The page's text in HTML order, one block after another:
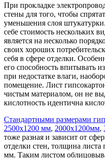
При прокладке
стены для того, чтобы
уменьшения слоя
себе стоимость нескольких
является на несколько
своих хороших
себя в сфере отделки.
его способность впитывать
при недостатке влаги,
помещение. Лист
чистым материалом, он не
кислотность идентична
Стандартными размерами
2500х1200 мм, 2000х1200мм,
тоже разная и зависит от
отделки стен, толщина листа
мм. Таким листом